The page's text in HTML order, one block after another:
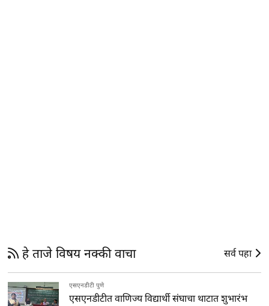
हे ताजे विषय नक्की वाचा सर्व पहा
एसएनडीटी पुणे
एसएनडीटीत वाणिज्य विद्यार्थी संघाचा थाटात शुभारंभ